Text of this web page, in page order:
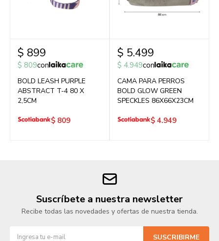
$ 899
$ 809con
BOLD LEASH PURPLE
ABSTRACT T-4 80 X
2,5CM
$ 809
$ 5.499
$ 4.949con
CAMA PARA PERROS
BOLD GLOW GREEN
SPECKLES 86X66X23CM
$ 4.949
Suscríbete a nuestra newsletter
Recibe todas las novedades y ofertas de nuestra tienda.
SUSCRIBIRME